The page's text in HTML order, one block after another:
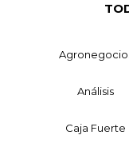
Análisis
Caja Fuerte